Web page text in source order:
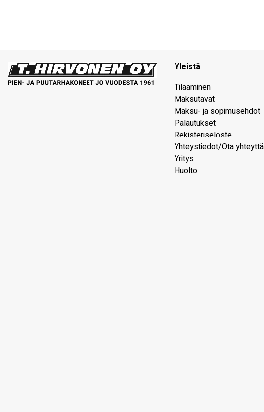
Yleistä
Tilaaminen
Maksutavat
Maksu- ja sopimusehdot
Palautukset
Rekisteriseloste
Yhteystiedot/Ota yhteyttä
Yritys
Huolto